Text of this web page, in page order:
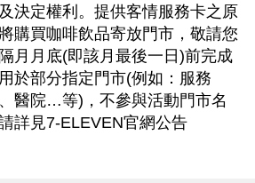
決定權利。提供客情服務卡之原
購買咖啡飲品寄放門市，敬請您
月月底(即該月最後一日)前完成
於部分指定門市(例如：服務
醫院…等)，不參與活動門市名
詳見7-ELEVEN官網公告